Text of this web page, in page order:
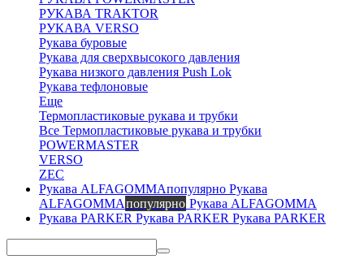
РУКАВА TRAKTOR
РУКАВА VERSO
Рукава буровые
Рукава для сверхвысокого давления
Рукава низкого давления Push Lok
Рукава тефлоновые
Еще
Термопластиковые рукава и трубки
Все Термопластиковые рукава и трубки
POWERMASTER
VERSO
ZEC
Рукава
ALFAGOMMAпопулярно Рукава ALFAGOMMA
Рукава PARKER Рукава PARKER